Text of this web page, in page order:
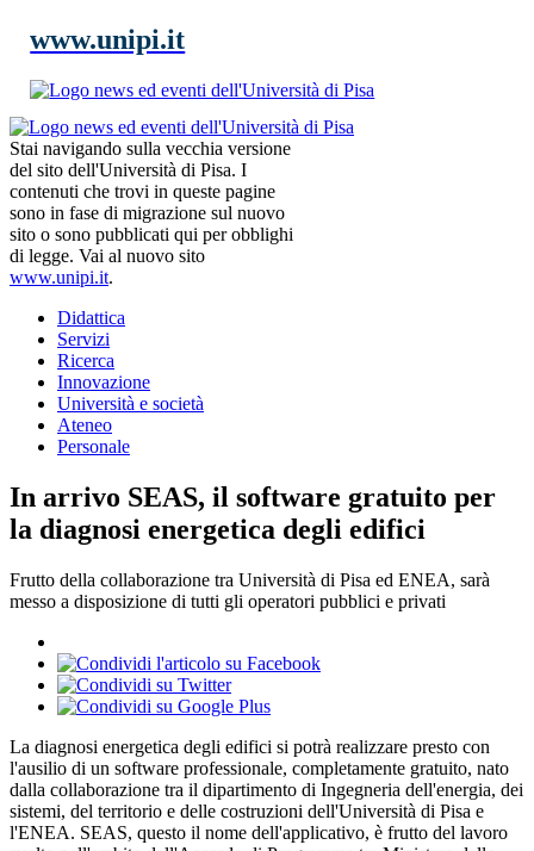
www.unipi.it
Stai navigando sulla vecchia versione
del sito dell'Università di Pisa. I
contenuti che trovi in queste pagine
sono in fase di migrazione sul nuovo
sito o sono pubblicati qui per obblighi
di legge. Vai al nuovo sito
www.unipi.it.
Didattica
Servizi
Ricerca
Innovazione
Università e società
Ateneo
Personale
In arrivo SEAS, il software gratuito per
la diagnosi energetica degli edifici
Frutto della collaborazione tra Università di Pisa ed ENEA, sarà
messo a disposizione di tutti gli operatori pubblici e privati
La diagnosi energetica degli edifici si potrà realizzare presto con
l'ausilio di un software professionale, completamente gratuito, nato
dalla collaborazione tra il dipartimento di Ingegneria dell'energia, dei
sistemi, del territorio e delle costruzioni dell'Università di Pisa e
l'ENEA. SEAS, questo il nome dell'applicativo, è frutto del lavoro